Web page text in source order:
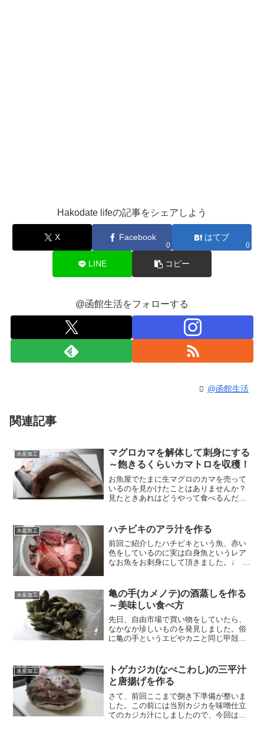
Hakodate lifeの記事をシェアしよう
X Facebook
0
はてブ
0
LINE コピー
@函館生活をフォローする
@函館生活
関連記事
水産加工
マグロカマを解体して刺身にする
～飽きるくらいカマトロを収穫！
お魚屋でたまに生マグロのカマを売って
いるのを見かけたことはありませんか？
見たときあれはどうやって食べるんだろ
のマグロのカマは、バーベキューで炭焼
きにするのがイメージされ...
水産加工 ハチビキのアラ汁を作る
前回ご紹介したハチビキという魚、赤い
色をしているのに実は白身魚というレア
なお魚をお刺身にして頂きました。↓
ました。あっという間にお正月ですよ！
(;・∀・)いやー...
水産加工
亀の手(カメノテ)の酒蒸しを作る
～美味しい食べ方
先日、自由市場で買い物をしていたら、
なかなか珍しいものを発見しました。俗
に亀の手というエビやカニと同じ甲殻類
見た目が亀の手足に似ていることから、
こう呼ばれております。亀...
水産加工
トゲカジカ(なべこわし)の三平汁
と唐揚げを作る
さて、前回ここまで捌き下準備が整いま
した。この前には当別カジカを味噌仕立
てのカジカ汁にしましたので、今回は塩